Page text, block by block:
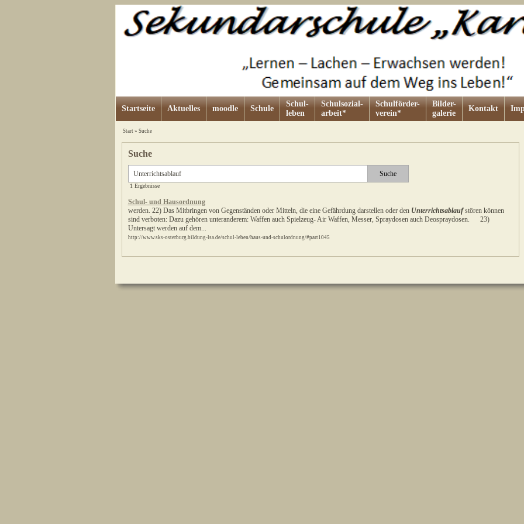
Startseite Aktuelles moodle Schule
Schul-
leben
Schulsozial-
arbeit*
Schulförder-
verein*
Bilder-
galerie
Kontakt
Start» Suche
Suche
1 Ergebnisse
Schul- und Hausordnung
werden. 22) Das Mitbringen von Gegenständen oder Mitteln, die eine Gefährdung darstellen oder den Unterrichtsablaufstören können
sind verboten: Dazu gehören unteranderem: Waffen auch Spielzeug- Air Waffen, Messer, Spraydosen auch Deospraydosen. 23)
Untersagt werden auf dem...
http://www.sks-osterburg.bildung-lsa.de/schul-leben/haus-und-schulordnung/#part1045